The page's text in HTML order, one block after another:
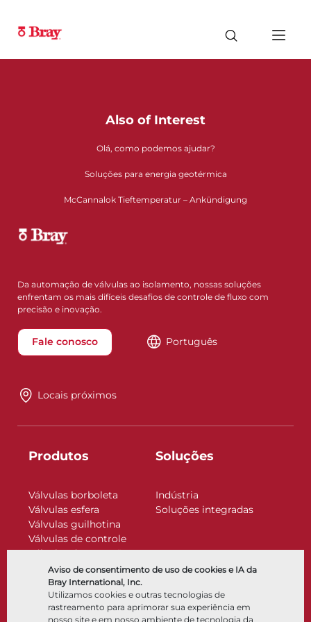
Aviso de consentimento de uso de cookies e IA da
Bray International, Inc.
Utilizamos cookies e outras tecnologias de
rastreamento para aprimorar sua experiência em
nosso site e em nosso ambiente de tecnologia da
Also of Interest
Olá, como podemos ajudar?
Soluções para energia geotérmica
McCannalok Tieftemperatur – Ankündigung
Da automação de válvulas ao isolamento, nossas soluções
enfrentam os mais difíceis desafios de controle de fluxo com
precisão e inovação.
Fale conosco Português
Locais próximos
Produtos
Válvulas borboleta
Válvulas esfera
Válvulas guilhotina
Válvulas de controle
Válvulas de retenção
Atuadores
Acessórios de controle
Criogênico
Soluções
Indústria
Soluções integradas
Empresa Recursos